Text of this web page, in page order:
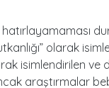
hatırlayamaması
olarak
isimlendirilen ve
araştırmalar